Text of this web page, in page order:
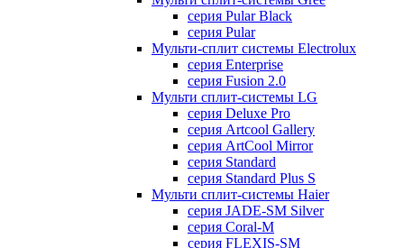
серия Pular Black
серия Pular
Мульти-сплит системы Electrolux
серия Enterprise
серия Fusion 2.0
Мульти сплит-системы LG
серия Deluxe Pro
серия Artcool Gallery
серия ArtCool Mirror
серия Standard
серия Standard Plus S
Мульти сплит-системы Haier
серия JADE-SM Silver
серия Coral-M
серия FLEXIS-SM